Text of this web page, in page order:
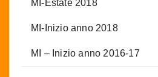
MI-Estate 2018
MI-Inizio anno 2018
MI – Inizio anno 2016-17